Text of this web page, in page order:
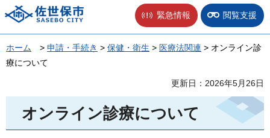
佐世保市 緊急情報 閲覧支援
ホーム > 申請・手続き > 保健・衛生 > 医療法関連 > オンライン診
療について
更新日：2026年5月26日
オンライン診療について